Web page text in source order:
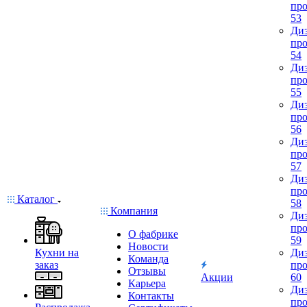
Каталог
Кухни на
заказ
Компания
О фабрике
Новости
Команда
Отзывы
Карьера
Контакты
Акции
53
54
55
56
57
58
59
60